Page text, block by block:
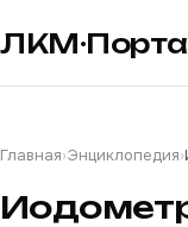
Главная›Энциклопедия›